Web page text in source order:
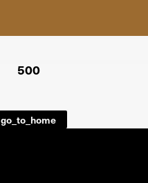
500
go_to_home